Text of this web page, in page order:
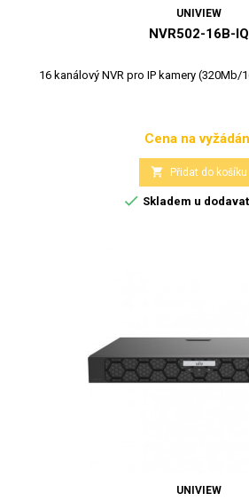
UNIVIEW
NVR502-16B-IQ
16 kanálový NVR pro IP kamery (320Mb/
Cena
Cena na
 Přidat do košíku
 Skladem u
UNIVIEW